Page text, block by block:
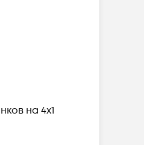
на 4x1